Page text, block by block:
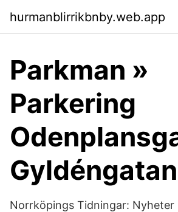
hurmanblirrikbnby.web.app
Parkman »
Parkering
Gyldéngatan
Norrköpings Tidningar: Nyheter